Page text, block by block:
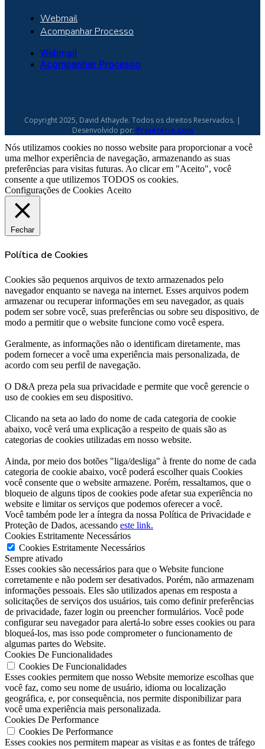
Webmail
Acompanhar Processo
Webmail
Acompanhar Processo
Copyright 2025, David Athayde. Todos os direitos Reservados. |
Desenvolvido por: Projeteria.com
Nós utilizamos cookies no nosso website para proporcionar a você
uma melhor experiência de navegação, armazenando as suas
preferências para visitas futuras. Ao clicar em "Aceito", você
consente a que utilizemos TODOS os cookies.
Configurações de Cookies Aceito
Fechar
Política de Cookies
Cookies são pequenos arquivos de texto armazenados pelo
navegador enquanto se navega na internet. Esses arquivos podem
armazenar ou recuperar informações em seu navegador, as quais
podem ser sobre você, suas preferências ou sobre seu dispositivo, de
modo a permitir que o website funcione como você espera.
Geralmente, as informações não o identificam diretamente, mas
podem fornecer a você uma experiência mais personalizada, de
acordo com seu perfil de navegação.
O D&A preza pela sua privacidade e permite que você gerencie o
uso de cookies em seu dispositivo.
Clicando na seta ao lado do nome de cada categoria de cookie
abaixo, você verá uma explicação a respeito de quais são as
categorias de cookies utilizadas em nosso website.
Ainda, por meio dos botões "liga/desliga" à frente do nome de cada
categoria de cookie abaixo, você poderá escolher quais Cookies
você consente que o website armazene. Porém, ressaltamos, que o
bloqueio de alguns tipos de cookies pode afetar sua experiência no
website e limitar os serviços que podemos oferecer a você.
Você também pode ler a íntegra da nossa Política de Privacidade e
Proteção de Dados, acessando este link.
Cookies Estritamente Necessários
Cookies Estritamente Necessários
Sempre ativado
Esses cookies são necessários para que o Website funcione
corretamente e não podem ser desativados. Porém, não armazenam
informações pessoais. Eles são utilizados apenas em resposta a
solicitações de serviços dos usuários, tais como definir preferências
de privacidade, fazer login ou preencher formulários. Você pode
configurar seu navegador para alertá-lo sobre esses cookies ou para
bloqueá-los, mas isso pode comprometer o funcionamento de
algumas partes do Website.
Cookies De Funcionalidades
Cookies De Funcionalidades
Esses cookies permitem que nosso Website memorize escolhas que
você faz, como seu nome de usuário, idioma ou localização
geográfica, e, por consequência, nos permite disponibilizar para
você uma experiência mais personalizada.
Cookies De Performance
Cookies De Performance
Esses cookies nos permitem mapear as visitas e as fontes de tráfego